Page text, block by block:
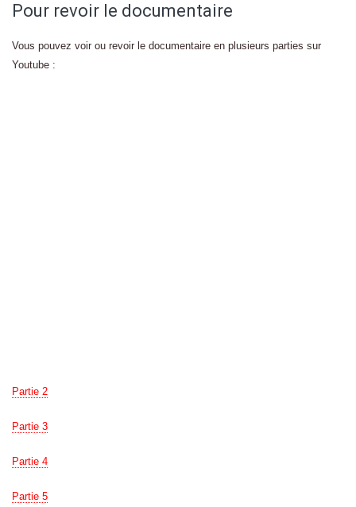
Pour revoir le documentaire
Vous pouvez voir ou revoir le documentaire en plusieurs parties sur
Youtube :
Partie 2
Partie 3
Partie 4
Partie 5